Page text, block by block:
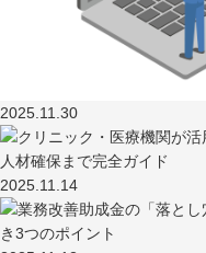
2025.11.30
2025.11.14